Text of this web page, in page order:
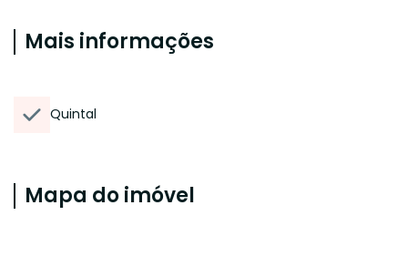
Mais informações
Quintal
Mapa do imóvel